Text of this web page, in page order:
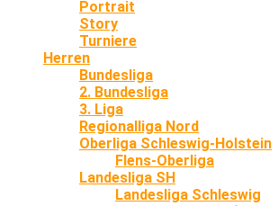
Portrait
Story
Turniere
Herren
Bundesliga
2. Bundesliga
3. Liga
Regionalliga Nord
Oberliga Schleswig-Holstein
Flens-Oberliga
Landesliga SH
Landesliga Schleswig